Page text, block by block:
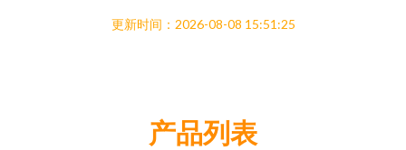
更新时间：2026-08-08 15:51:25
产品列表